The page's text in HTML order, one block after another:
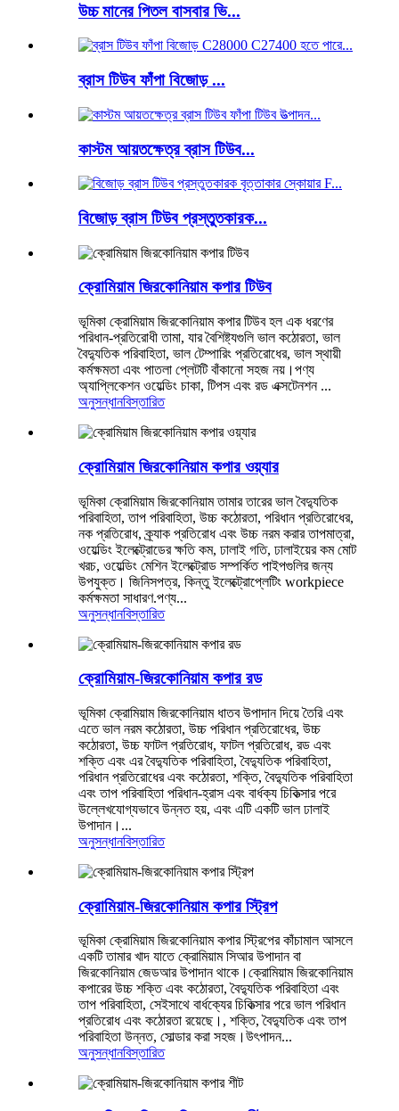
উচ্চ মানের পিতল বাসবার ভি...
ব্রাস টিউব ফাঁপা বিজোড় ...
কাস্টম আয়তক্ষেত্র ব্রাস টিউব...
বিজোড় ব্রাস টিউব প্রস্তুতকারক...
ক্রোমিয়াম জিরকোনিয়াম কপার টিউব
ভূমিকা ক্রোমিয়াম জিরকোনিয়াম কপার টিউব হল এক ধরণের
পরিধান-প্রতিরোধী তামা, যার বৈশিষ্ট্যগুলি ভাল কঠোরতা, ভাল
বৈদ্যুতিক পরিবাহিতা, ভাল টেম্পারিং প্রতিরোধের, ভাল স্থায়ী
কর্মক্ষমতা এবং পাতলা প্লেটটি বাঁকানো সহজ নয়।পণ্য
অ্যাপ্লিকেশন ওয়েল্ডিং চাকা, টিপস এবং রড এক্সটেনশন ...
অনুসন্ধানবিস্তারিত
ক্রোমিয়াম জিরকোনিয়াম কপার ওয়্যার
ভূমিকা ক্রোমিয়াম জিরকোনিয়াম তামার তারের ভাল বৈদ্যুতিক
পরিবাহিতা, তাপ পরিবাহিতা, উচ্চ কঠোরতা, পরিধান প্রতিরোধের,
নক প্রতিরোধ, ক্র্যাক প্রতিরোধ এবং উচ্চ নরম করার তাপমাত্রা,
ওয়েল্ডিং ইলেক্ট্রোডের ক্ষতি কম, ঢালাই গতি, ঢালাইয়ের কম মোট
খরচ, ওয়েল্ডিং মেশিন ইলেক্ট্রোড সম্পর্কিত পাইপগুলির জন্য
উপযুক্ত। জিনিসপত্র, কিন্তু ইলেক্ট্রোপ্লেটিং workpiece
কর্মক্ষমতা সাধারণ.পণ্য...
অনুসন্ধানবিস্তারিত
ক্রোমিয়াম-জিরকোনিয়াম কপার রড
ভূমিকা ক্রোমিয়াম জিরকোনিয়াম ধাতব উপাদান দিয়ে তৈরি এবং
এতে ভাল নরম কঠোরতা, উচ্চ পরিধান প্রতিরোধের, উচ্চ
কঠোরতা, উচ্চ ফাটল প্রতিরোধ, ফাটল প্রতিরোধ, রড এবং
শক্তি এবং এর বৈদ্যুতিক পরিবাহিতা, বৈদ্যুতিক পরিবাহিতা,
পরিধান প্রতিরোধের এবং কঠোরতা, শক্তি, বৈদ্যুতিক পরিবাহিতা
এবং তাপ পরিবাহিতা পরিধান-হ্রাস এবং বার্ধক্য চিকিত্সার পরে
উল্লেখযোগ্যভাবে উন্নত হয়, এবং এটি একটি ভাল ঢালাই
উপাদান।...
অনুসন্ধানবিস্তারিত
ক্রোমিয়াম-জিরকোনিয়াম কপার স্ট্রিপ
ভূমিকা ক্রোমিয়াম জিরকোনিয়াম কপার স্ট্রিপের কাঁচামাল আসলে
একটি তামার খাদ যাতে ক্রোমিয়াম সিআর উপাদান বা
জিরকোনিয়াম জেডআর উপাদান থাকে।ক্রোমিয়াম জিরকোনিয়াম
কপারের উচ্চ শক্তি এবং কঠোরতা, বৈদ্যুতিক পরিবাহিতা এবং
তাপ পরিবাহিতা, সেইসাথে বার্ধক্যের চিকিত্সার পরে ভাল পরিধান
প্রতিরোধ এবং কঠোরতা রয়েছে।, শক্তি, বৈদ্যুতিক এবং তাপ
পরিবাহিতা উন্নত, সোল্ডার করা সহজ।উৎপাদন...
অনুসন্ধানবিস্তারিত